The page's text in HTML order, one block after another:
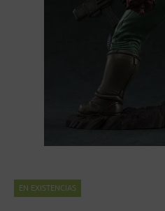
EN EXISTENCIAS